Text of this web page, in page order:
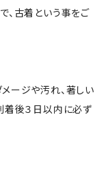
、古着という事をご
ージや汚れ、著しい
着後３日以内に必ず